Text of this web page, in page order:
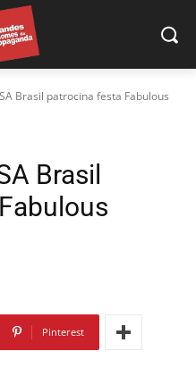
Brasil patrocina festa Fabulous
Brasil
Pinterest